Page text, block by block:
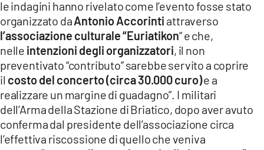
le indagini hanno rivelato come l’evento fosse stato
organizzato daAntonio Accorinti attraverso
l’associazione culturale “Euriatikon” e che,
nelle intenzioni degli organizzatori, il non
preventivato “contributo” sarebbe servito a coprire
il costo del concerto (circa 30.000 curo)e a
realizzare un margine di guadagno”. I militari
dell’Arma della Stazione di Briatico, dopo aver avuto
conferma dal presidente dell’associazione circa
l’effettiva riscossione di quello che veniva